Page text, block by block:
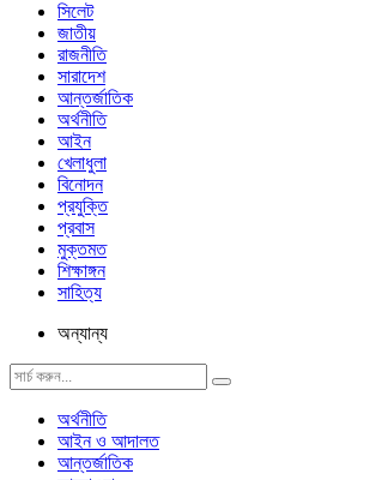
সিলেট
জাতীয়
রাজনীতি
সারাদেশ
আন্তর্জাতিক
অর্থনীতি
আইন
খেলাধুলা
বিনোদন
প্রযুক্তি
প্রবাস
মুক্তমত
শিক্ষাঙ্গন
সাহিত্য
অন্যান্য
অর্থনীতি
আইন ও আদালত
আন্তর্জাতিক